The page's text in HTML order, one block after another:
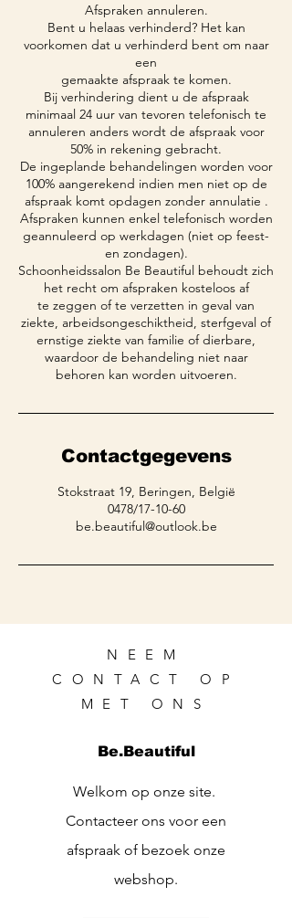
Afspraken annuleren.
Bent u helaas verhinderd? Het kan
voorkomen dat u verhinderd bent om naar
een
gemaakte afspraak te komen.
Bij verhindering dient u de afspraak
minimaal 24 uur van tevoren telefonisch te
annuleren anders wordt de afspraak voor
50% in rekening gebracht.
De ingeplande behandelingen worden voor
100% aangerekend indien men niet op de
afspraak komt opdagen zonder annulatie .
Afspraken kunnen enkel telefonisch worden
geannuleerd op werkdagen (niet op feest-
en zondagen).
Schoonheidssalon Be Beautiful behoudt zich
het recht om afspraken kosteloos af
te zeggen of te verzetten in geval van
ziekte, arbeidsongeschiktheid, sterfgeval of
ernstige ziekte van familie of dierbare,
waardoor de behandeling niet naar
behoren kan worden uitvoeren.
Contactgegevens
Stokstraat 19, Beringen, België
0478/17-10-60
be.beautiful@outlook.be
NEEM
CONTACT OP
MET ONS
Be.Beautiful
Welkom op onze site.
Contacteer ons voor een
afspraak of bezoek onze
webshop.